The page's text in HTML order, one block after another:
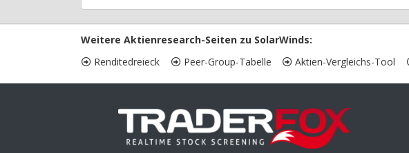
Weitere Aktienresearch-Seiten zu SolarWinds:
Renditedreieck
Peer-Group-Tabelle Aktien-Vergleichs-Tool